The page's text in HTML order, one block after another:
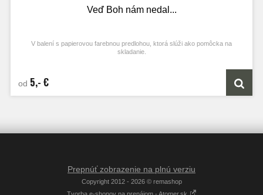
Veď Boh nám nedal...
V balení s papierovou farebnou predlohou, ktorá slúži ako pomôcka na
skladanie.
od 5,- €
Prepnúť zobrazenie na plnú verziu
Copyright 2012 - 2026 © remashop